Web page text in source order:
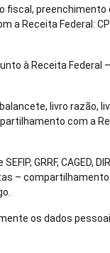
fiscal, preenchimento
a Receita Federal:
à Receita Federal
livro razão,
com a
GRRF, CAGED,
–
os dados